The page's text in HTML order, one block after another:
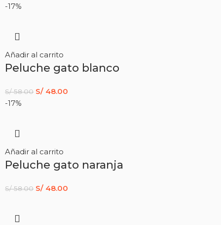
-17%
Añadir al carrito
Peluche gato blanco
S/58.00 S/ 48.00
-17%
Añadir al carrito
Peluche gato naranja
S/58.00 S/ 48.00